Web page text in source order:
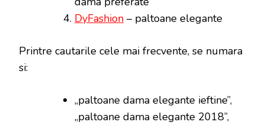
DyFashion – paltoane elegante
Printre cautarile cele mai frecvente, se numara
si:
„paltoane dama elegante ieftine”,
„paltoane dama elegante 2018”,